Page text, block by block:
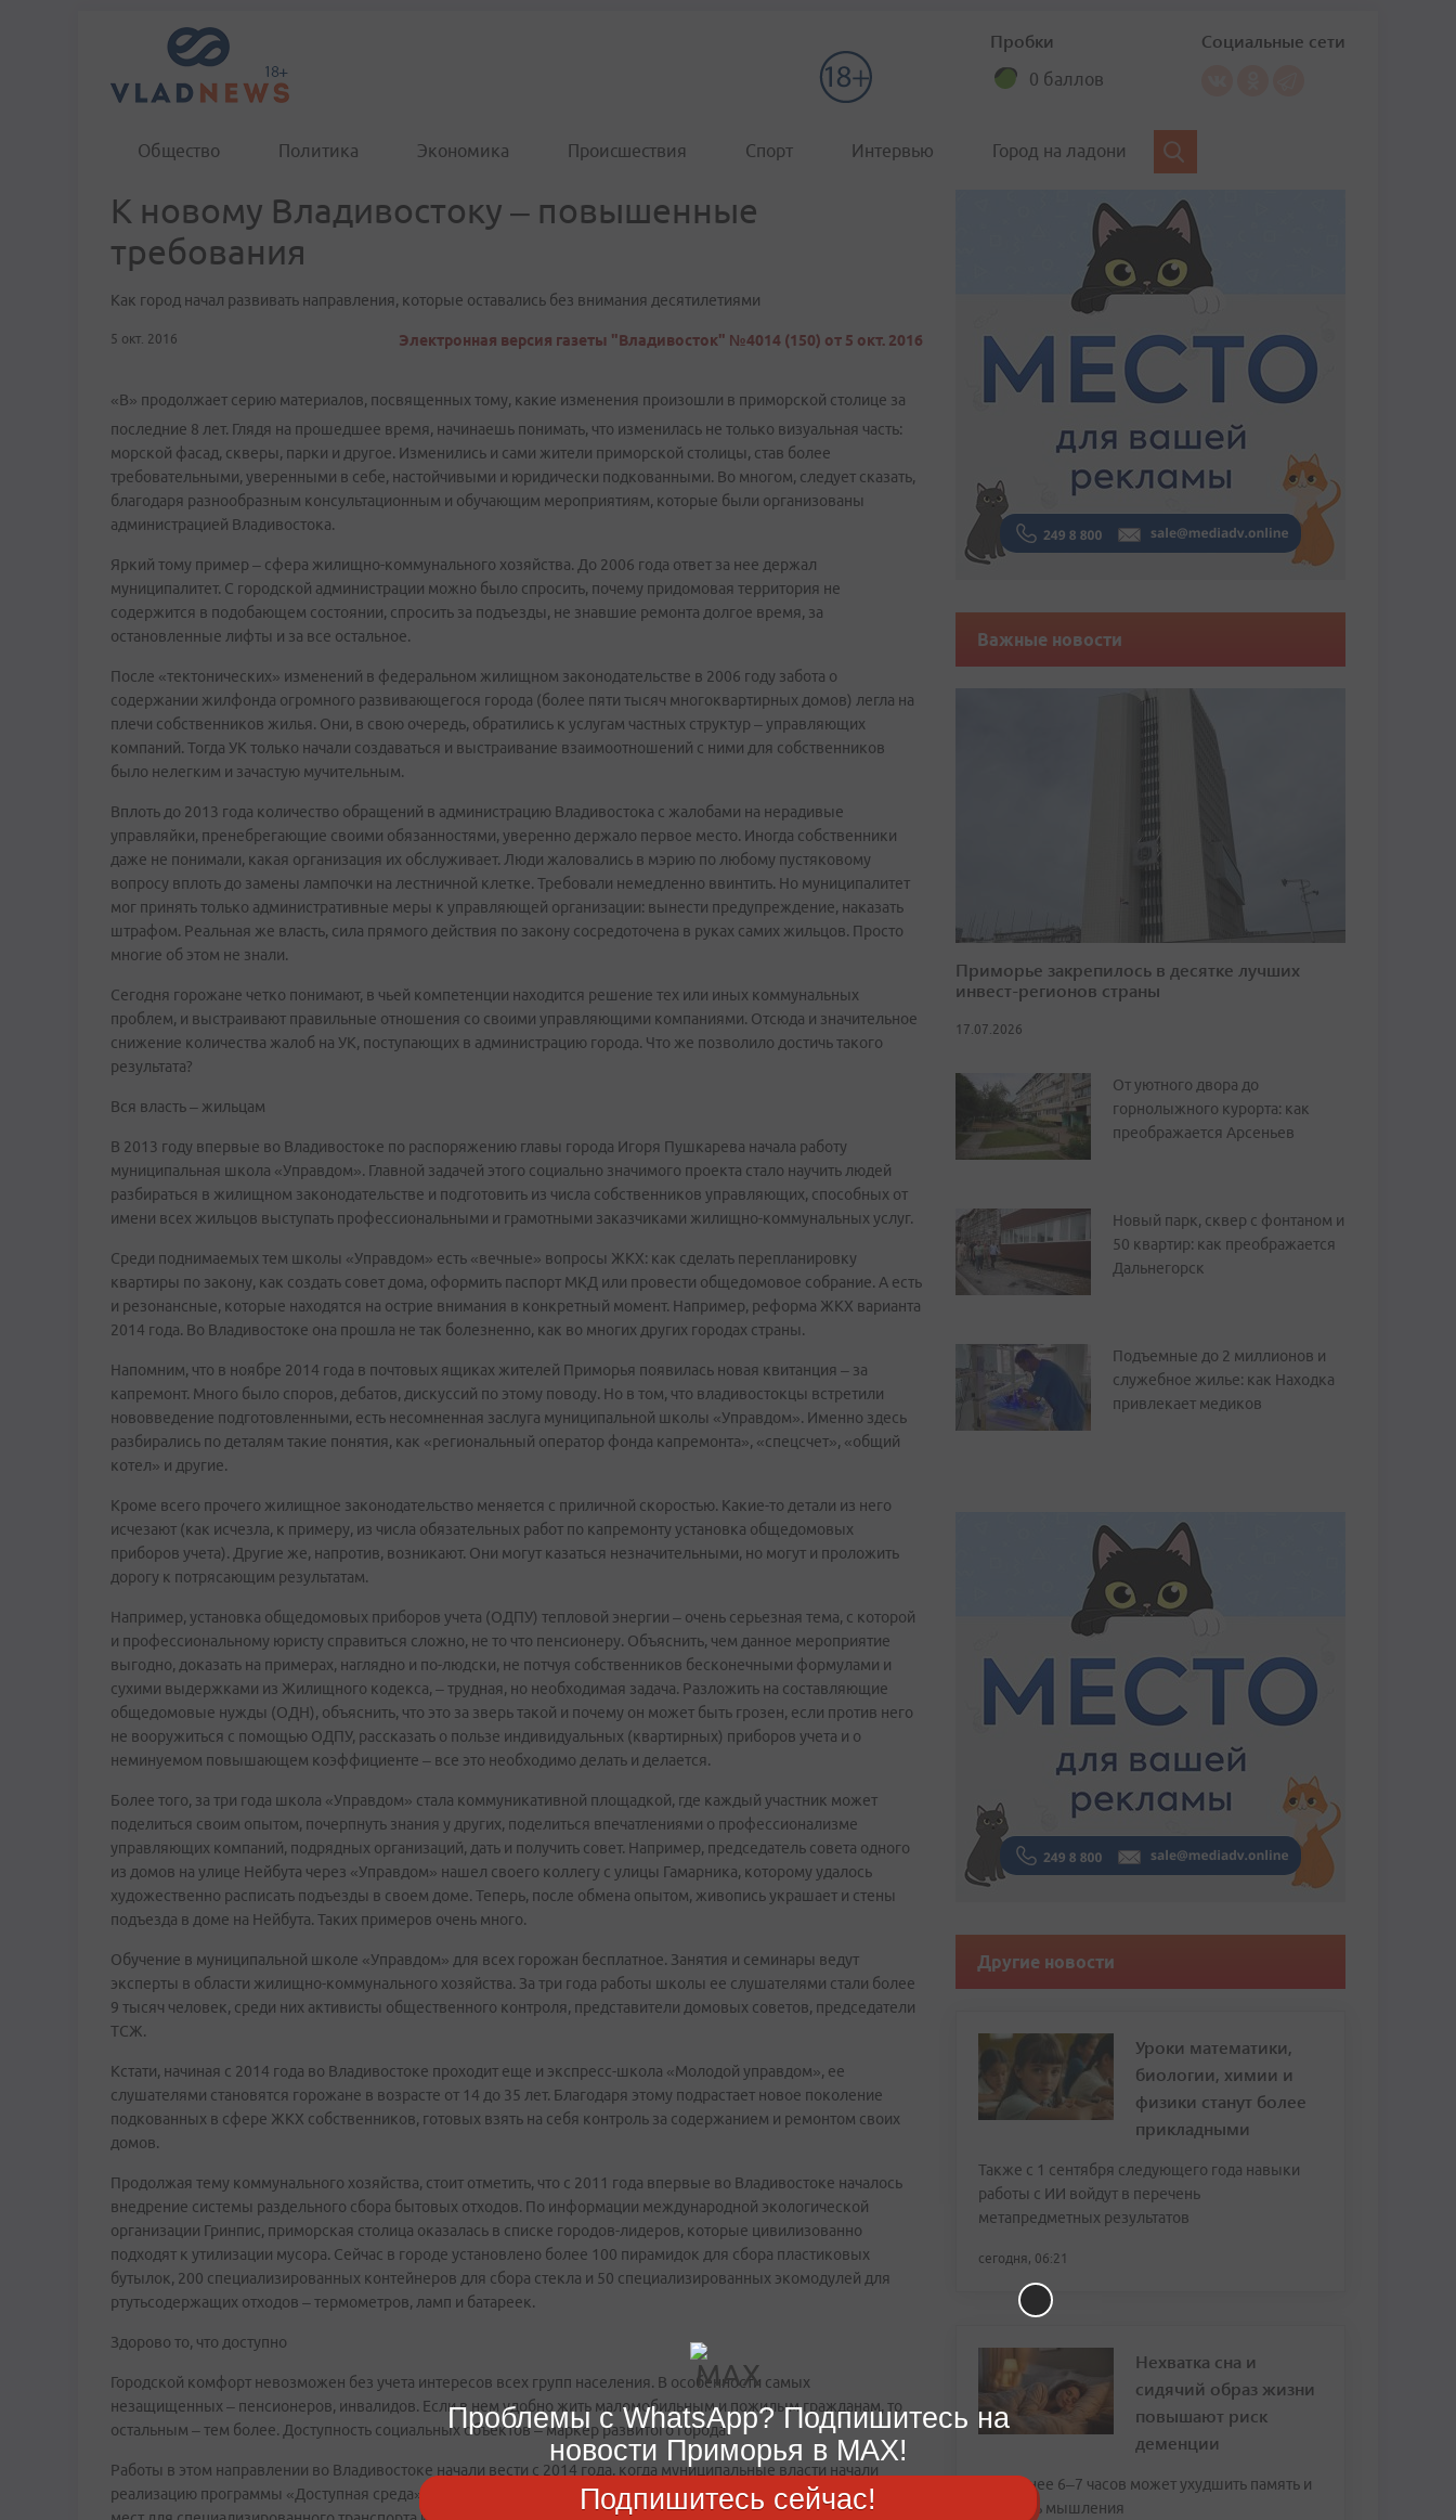
Пробки
0 баллов
Социальные сети
Общество Политика Экономика Происшествия Спорт Интервью Город на ладони
К новому Владивостоку – повышенные
требования
Как город начал развивать направления, которые оставались без внимания десятилетиями
5 окт. 2016 Электронная версия газеты "Владивосток" №4014 (150) от 5 окт. 2016
«В» продолжает серию материалов, посвященных тому, какие изменения произошли в приморской столице за
последние 8 лет. Глядя на прошедшее время, начинаешь понимать, что изменилась не только визуальная часть:
морской фасад, скверы, парки и другое. Изменились и сами жители приморской столицы, став более
требовательными, уверенными в себе, настойчивыми и юридически подкованными. Во многом, следует сказать,
благодаря разнообразным консультационным и обучающим мероприятиям, которые были организованы
администрацией Владивостока.
Яркий тому пример – сфера жилищно-коммунального хозяйства. До 2006 года ответ за нее держал
муниципалитет. С городской администрации можно было спросить, почему придомовая территория не
содержится в подобающем состоянии, спросить за подъезды, не знавшие ремонта долгое время, за
остановленные лифты и за все остальное.
После «тектонических» изменений в федеральном жилищном законодательстве в 2006 году забота о
содержании жилфонда огромного развивающегося города (более пяти тысяч многоквартирных домов) легла на
плечи собственников жилья. Они, в свою очередь, обратились к услугам частных структур – управляющих
компаний. Тогда УК только начали создаваться и выстраивание взаимоотношений с ними для собственников
было нелегким и зачастую мучительным.
Вплоть до 2013 года количество обращений в администрацию Владивостока с жалобами на нерадивые
управляйки, пренебрегающие своими обязанностями, уверенно держало первое место. Иногда собственники
даже не понимали, какая организация их обслуживает. Люди жаловались в мэрию по любому пустяковому
вопросу вплоть до замены лампочки на лестничной клетке. Требовали немедленно ввинтить. Но муниципалитет
мог принять только административные меры к управляющей организации: вынести предупреждение, наказать
штрафом. Реальная же власть, сила прямого действия по закону сосредоточена в руках самих жильцов. Просто
многие об этом не знали.
Сегодня горожане четко понимают, в чьей компетенции находится решение тех или иных коммунальных
проблем, и выстраивают правильные отношения со своими управляющими компаниями. Отсюда и значительное
снижение количества жалоб на УК, поступающих в администрацию города. Что же позволило достичь такого
результата?
Вся власть – жильцам
В 2013 году впервые во Владивостоке по распоряжению главы города Игоря Пушкарева начала работу
муниципальная школа «Управдом». Главной задачей этого социально значимого проекта стало научить людей
разбираться в жилищном законодательстве и подготовить из числа собственников управляющих, способных от
имени всех жильцов выступать профессиональными и грамотными заказчиками жилищно-коммунальных услуг.
Среди поднимаемых тем школы «Управдом» есть «вечные» вопросы ЖКХ: как сделать перепланировку
квартиры по закону, как создать совет дома, оформить паспорт МКД или провести общедомовое собрание. А есть
и резонансные, которые находятся на острие внимания в конкретный момент. Например, реформа ЖКХ варианта
2014 года. Во Владивостоке она прошла не так болезненно, как во многих других городах страны.
Напомним, что в ноябре 2014 года в почтовых ящиках жителей Приморья появилась новая квитанция – за
капремонт. Много было споров, дебатов, дискуссий по этому поводу. Но в том, что владивостокцы встретили
нововведение подготовленными, есть несомненная заслуга муниципальной школы «Управдом». Именно здесь
разбирались по деталям такие понятия, как «региональный оператор фонда капремонта», «спецсчет», «общий
котел» и другие.
Кроме всего прочего жилищное законодательство меняется с приличной скоростью. Какие-то детали из него
исчезают (как исчезла, к примеру, из числа обязательных работ по капремонту установка общедомовых
приборов учета). Другие же, напротив, возникают. Они могут казаться незначительными, но могут и проложить
дорогу к потрясающим результатам.
Например, установка общедомовых приборов учета (ОДПУ) тепловой энергии – очень серьезная тема, с которой
и профессиональному юристу справиться сложно, не то что пенсионеру. Объяснить, чем данное мероприятие
выгодно, доказать на примерах, наглядно и по-людски, не потчуя собственников бесконечными формулами и
сухими выдержками из Жилищного кодекса, – трудная, но необходимая задача. Разложить на составляющие
общедомовые нужды (ОДН), объяснить, что это за зверь такой и почему он может быть грозен, если против него
не вооружиться с помощью ОДПУ, рассказать о пользе индивидуальных (квартирных) приборов учета и о
неминуемом повышающем коэффициенте – все это необходимо делать и делается.
Более того, за три года школа «Управдом» стала коммуникативной площадкой, где каждый участник может
поделиться своим опытом, почерпнуть знания у других, поделиться впечатлениями о профессионализме
управляющих компаний, подрядных организаций, дать и получить совет. Например, председатель совета одного
из домов на улице Нейбута через «Управдом» нашел своего коллегу с улицы Гамарника, которому удалось
художественно расписать подъезды в своем доме. Теперь, после обмена опытом, живопись украшает и стены
подъезда в доме на Нейбута. Таких примеров очень много.
Обучение в муниципальной школе «Управдом» для всех горожан бесплатное. Занятия и семинары ведут
эксперты в области жилищно-коммунального хозяйства. За три года работы школы ее слушателями стали более
9 тысяч человек, среди них активисты общественного контроля, представители домовых советов, председатели
ТСЖ.
Кстати, начиная с 2014 года во Владивостоке проходит еще и экспресс-школа «Молодой управдом», ее
слушателями становятся горожане в возрасте от 14 до 35 лет. Благодаря этому подрастает новое поколение
подкованных в сфере ЖКХ собственников, готовых взять на себя контроль за содержанием и ремонтом своих
домов.
Продолжая тему коммунального хозяйства, стоит отметить, что с 2011 года впервые во Владивостоке началось
внедрение системы раздельного сбора бытовых отходов. По информации международной экологической
организации Гринпис, приморская столица оказалась в списке городов-лидеров, которые цивилизованно
подходят к утилизации мусора. Сейчас в городе установлено более 100 пирамидок для сбора пластиковых
бутылок, 200 специализированных контейнеров для сбора стекла и 50 специализированных экомодулей для
ртутьсодержащих отходов – термометров, ламп и батареек.
Здорово то, что доступно
Городской комфорт невозможен без учета интересов всех групп населения. В особенности самых
незащищенных – пенсионеров, инвалидов. Если в нем удобно жить маломобильным и пожилым гражданам, то
остальным – тем более. Доступность социальных объектов – маркер развитого города.
Работы в этом направлении во Владивостоке начали вести с 2014 года, когда муниципальные власти начали
реализацию программы «Доступная среда». В рамках этой программы в городе оборудовано 39 парковочных
Важные новости
Приморье закрепилось в десятке лучших
инвест-регионов страны
17.07.2026
От уютного двора до
горнолыжного курорта: как
преображается Арсеньев
Новый парк, сквер с фонтаном и
50 квартир: как преображается
Дальнегорск
Подъемные до 2 миллионов и
служебное жилье: как Находка
привлекает медиков
Другие новости
Уроки математики,
биологии, химии и
физики станут более
прикладными
Также с 1 сентября следующего года навыки
работы с ИИ войдут в перечень
метапредметных результатов
сегодня, 06:21
Нехватка сна и
сидячий образ жизни
повышают риск
деменции
Сон менее 6–7 часов может ухудшить память и
скорость мышления
Проблемы с WhatsApp? Подпишитесь на
новости Приморья в MAX!
Подпишитесь сейчас!